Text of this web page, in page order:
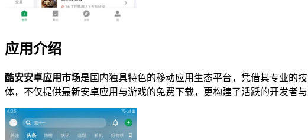
应用介绍
酷安安卓应用市场是国内独具特色的移动应用生态平台，凭借其专业的
体，不仅提供最新安卓应用与游戏的免费下载，更构建了活跃的开发者与